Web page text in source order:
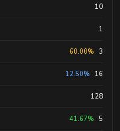
10
1
60.00% 3
12.50% 16
128
41.67% 5